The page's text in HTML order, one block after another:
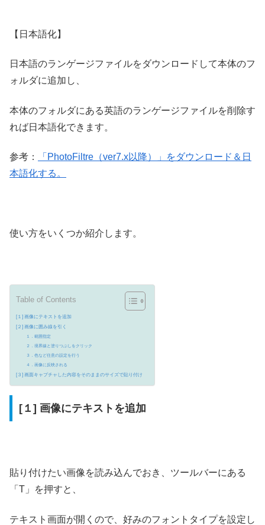
【日本語化】
日本語のランゲージファイルをダウンロードして本体のフ
ォルダに追加し、
本体のフォルダにある英語のランゲージファイルを削除す
れば日本語化できます。
参考：
「PhotoFiltre（ver7.x以降）」をダウンロード＆日
本語化する。
使い方をいくつか紹介します。
Table of Contents
[１] 画像にテキストを追加
[２] 画像に囲み線を引く
１．範囲指定
２．境界線と塗りつぶしをクリック
３．色など任意の設定を行う
４．画像に反映される
[３] 画面キャプチャした内容をそのままのサイズで貼り付け
[１] 画像にテキストを追加
貼り付けたい画像を読み込んでおき、ツールバーにある
「T」を押すと、
テキスト画面が開くので、好みのフォントタイプを設定し